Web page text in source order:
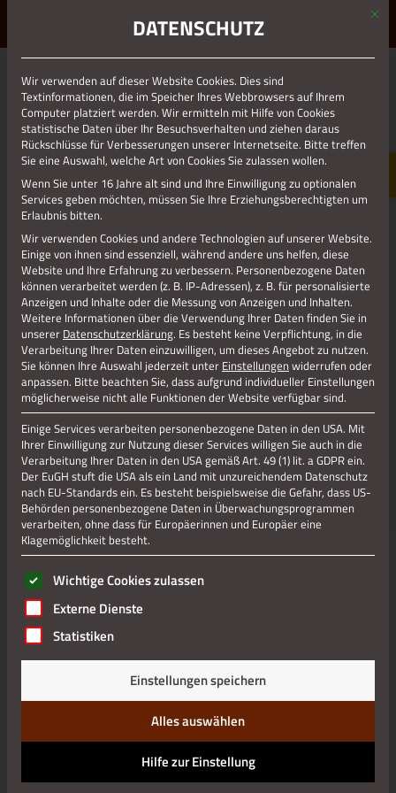
ERLEBE STOLBERG.ERLEBE DICH.
01.01.1970
SPIELZENTRUM PLAKAT 2024_EV.
KIRCHE_LP
Jetzt teilen
Jetzt teilen
Datenschutz
Impressum
Mit
DATENSCHUTZ
Wir verwenden auf dieser Website Cookies. Dies sind
Textinformationen, die im Speicher Ihres Webbrowsers auf Ihrem
Computer platziert werden. Wir ermitteln mit Hilfe von Cookies
statistische Daten über Ihr Besuchsverhalten und ziehen daraus
Rückschlüsse für Verbesserungen unserer Internetseite. Bitte treffen
Sie eine Auswahl, welche Art von Cookies Sie zulassen wollen.
Wenn Sie unter 16 Jahre alt sind und Ihre Einwilligung zu optionalen
Services geben möchten, müssen Sie Ihre Erziehungsberechtigten um
Erlaubnis bitten.
Wir verwenden Cookies und andere Technologien auf unserer Website.
Einige von ihnen sind essenziell, während andere uns helfen, diese
Website und Ihre Erfahrung zu verbessern. Personenbezogene Daten
können verarbeitet werden (z. B. IP-Adressen), z. B. für personalisierte
Anzeigen und Inhalte oder die Messung von Anzeigen und Inhalten.
Weitere Informationen über die Verwendung Ihrer Daten finden Sie in
unserer Datenschutzerklärung. Es besteht keine Verpflichtung, in die
Verarbeitung Ihrer Daten einzuwilligen, um dieses Angebot zu nutzen.
Sie können Ihre Auswahl jederzeit unter Einstellungen widerrufen oder
anpassen. Bitte beachten Sie, dass aufgrund individueller Einstellungen
möglicherweise nicht alle Funktionen der Website verfügbar sind.
Einige Services verarbeiten personenbezogene Daten in den USA. Mit
Ihrer Einwilligung zur Nutzung dieser Services willigen Sie auch in die
Verarbeitung Ihrer Daten in den USA gemäß Art. 49 (1) lit. a GDPR ein.
Der EuGH stuft die USA als ein Land mit unzureichendem Datenschutz
nach EU-Standards ein. Es besteht beispielsweise die Gefahr, dass US-
Behörden personenbezogene Daten in Überwachungsprogrammen
verarbeiten, ohne dass für Europäerinnen und Europäer eine
Klagemöglichkeit besteht.
Es folgt eine Liste der Service-Gruppen, für die eine
Wichtige Cookies zulassen
Externe Dienste
Statistiken
Einstellungen speichern
Alles auswählen
Hilfe zur Einstellung